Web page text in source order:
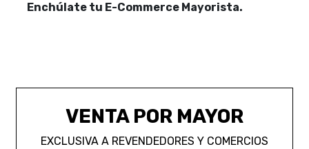
Enchúlate tu E-Commerce Mayorista.
VENTA POR MAYOR
EXCLUSIVA A REVENDEDORES Y COMERCIOS